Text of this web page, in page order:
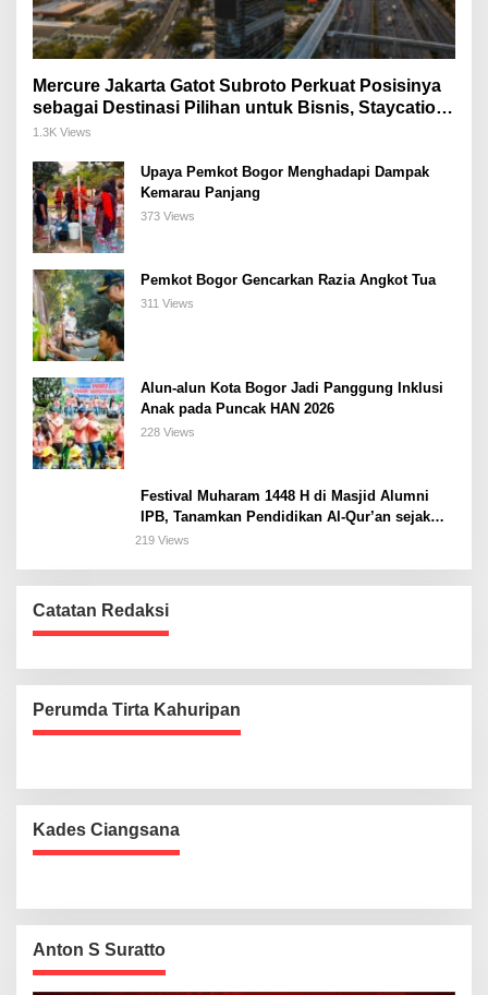
Mercure Jakarta Gatot Subroto Perkuat Posisinya
sebagai Destinasi Pilihan untuk Bisnis, Staycation,
Meeting, dan Kuliner di Jakarta Selatan
1.3K Views
Upaya Pemkot Bogor Menghadapi Dampak
Kemarau Panjang
373 Views
Pemkot Bogor Gencarkan Razia Angkot Tua
311 Views
Alun-alun Kota Bogor Jadi Panggung Inklusi
Anak pada Puncak HAN 2026
228 Views
Festival Muharam 1448 H di Masjid Alumni
IPB, Tanamkan Pendidikan Al-Qur’an sejak
Dini dan Siapkan Generasi Islami
219 Views
Catatan Redaksi
Perumda Tirta Kahuripan
Kades Ciangsana
Anton S Suratto